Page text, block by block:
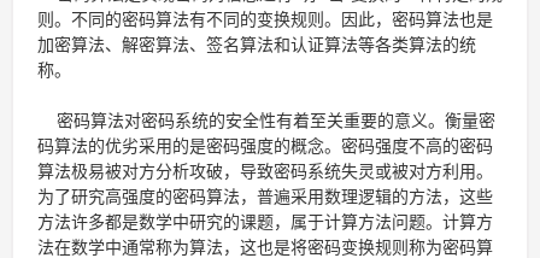
则。不同的密码算法有不同的变换规则。因此，密码算法也是
加密算法、解密算法、签名算法和认证算法等各类算法的统
称。
密码算法对密码系统的安全性有着至关重要的意义。衡量密
码算法的优劣采用的是密码强度的概念。密码强度不高的密码
算法极易被对方分析攻破，导致密码系统失灵或被对方利用。
为了研究高强度的密码算法，普遍采用数理逻辑的方法，这些
方法许多都是数学中研究的课题，属于计算方法问题。计算方
法在数学中通常称为算法，这也是将密码变换规则称为密码算